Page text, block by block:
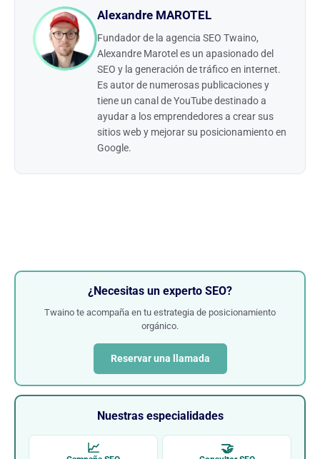
Alexandre MAROTEL
Fundador de la agencia SEO Twaino,
Alexandre Marotel es un apasionado del
SEO y la generación de tráfico en internet.
Es autor de numerosas publicaciones y
tiene un canal de YouTube destinado a
ayudar a los emprendedores a crear sus
sitios web y mejorar su posicionamiento en
Google.
¿Necesitas un experto SEO?
Twaino te acompaña en tu estrategia de posicionamiento
orgánico.
Reservar una llamada
Nuestras especialidades
📈 🤝